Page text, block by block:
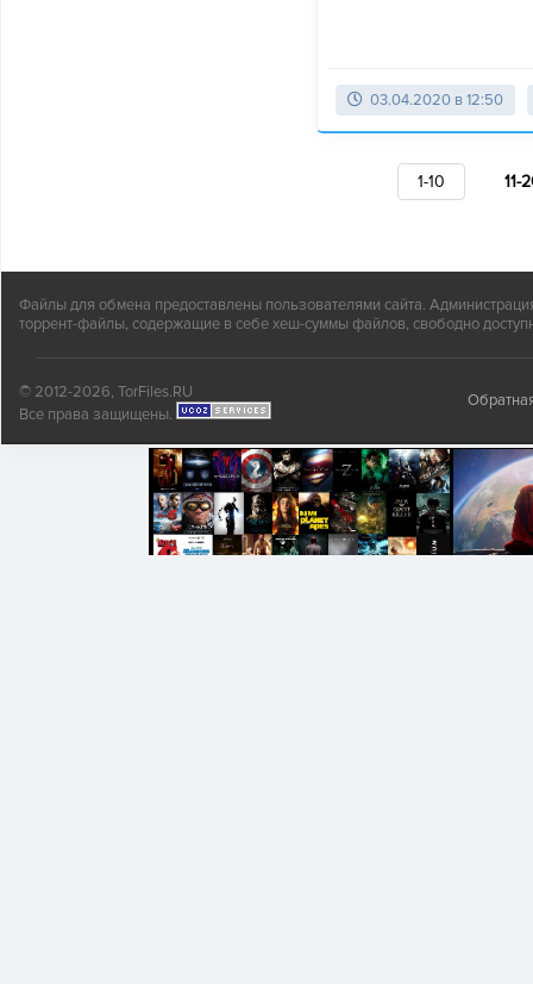
03.04.2020 в 12:50
1-10 11-
Файлы для обмена предоставлены пользователями сайта.
торрент-файлы, содержащие в себе хеш-суммы файлов, свободно
© 2012-2026, TorFiles.RU
Все права защищены.